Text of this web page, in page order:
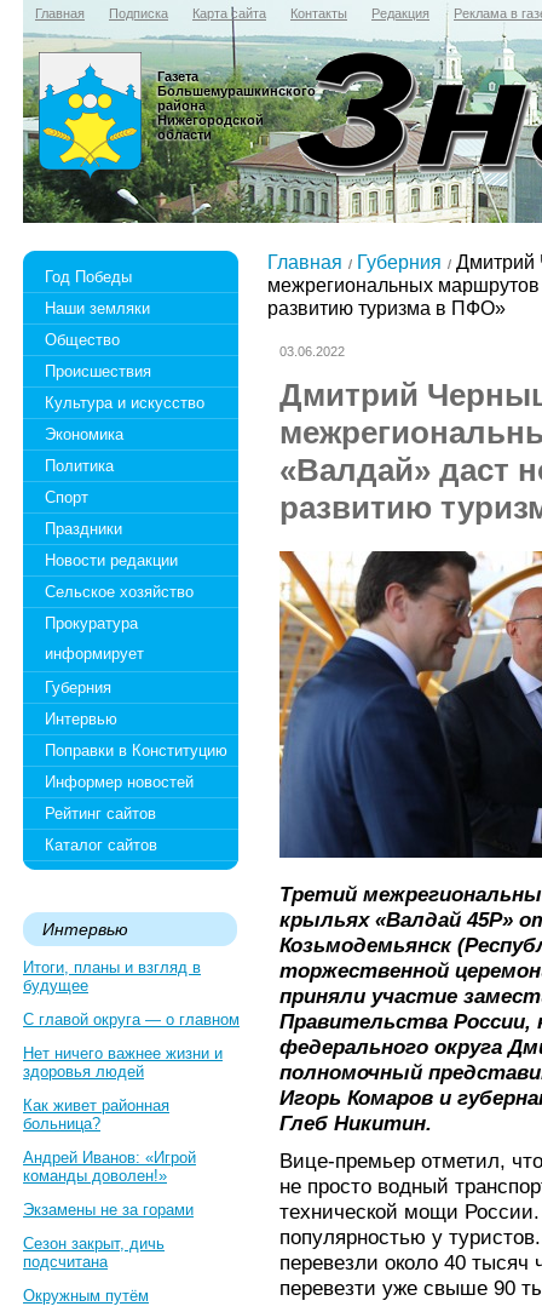
Главная Подписка Карта сайта Контакты Редакция Реклама в
Газета
Большемурашкинского
района
Нижегородской
области
Год Победы
Наши земляки
Общество
Происшествия
Культура и искусство
Экономика
Политика
Спорт
Праздники
Новости редакции
Сельское хозяйство
Прокуратура
информирует
Губерния
Интервью
Поправки в Конституцию
Информер новостей
Рейтинг сайтов
Каталог сайтов
Интервью
Итоги, планы и взгляд в
будущее
С главой округа — о главном
Нет ничего важнее жизни и
здоровья людей
Как живет районная
больница?
Андрей Иванов: «Игрой
команды доволен!»
Экзамены не за горами
Сезон закрыт, дичь
подсчитана
Окружным путём
Главная Губерния
Дмитрий
межрегиональных
развитию туризма в ПФО»
03.06.2022
Дмитрий
«Валдай» даст
развитию
Третий
крыльях «Валдай 45Р»
Козьмодемьянск
торжественной
приняли участие
Правительства России,
федерального округа
полномочный
Игорь Комаров и
Глеб Никитин.
Вице-премьер отметил,
не просто водный
технической мощи
популярностью у
перевезли около 40 тысяч
перевезти уже свыше 90